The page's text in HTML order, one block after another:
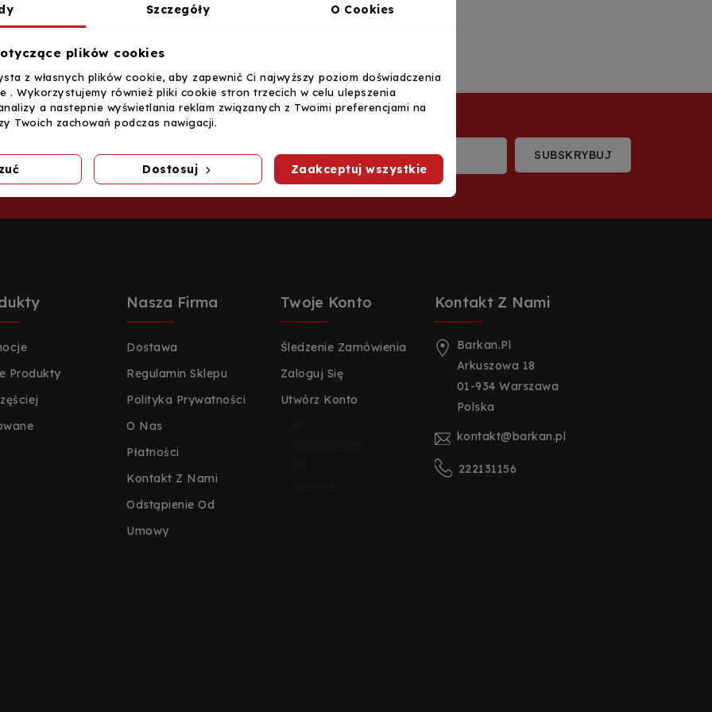
naszego
otrzymywać informacje
Produkty
Nasza Firma
Dostawa
Regulamin Sklepu
Polityka Prywatności
O Nas
Płatności
Kontakt Z Nami
Odstąpienie Od
Umowy
Twoje Konto
Śledzenie Zamówienia
Zaloguj Się
Utwórz Konto
Kontakt Z Nami
Barkan.pl
Arkuszowa 18
01-934 Warszawa
Polska
kontakt@barkan.pl
222131156
Szczegóły O Cookies
plików cookies
z własnych plików cookie, aby zapewnić Ci najwyższy poziom doświadczenia
. Wykorzystujemy również pliki cookie stron trzecich w celu ulepszenia
a nastepnie wyświetlania reklam związanych z Twoimi preferencjami na
Twoich zachowań podczas nawigacji.
Dostosuj Zaakceptuj wszystkie